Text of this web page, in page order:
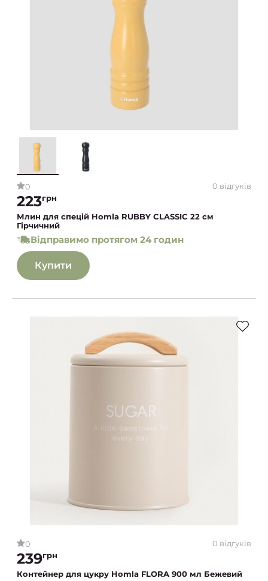
0 0 відгуків
223грн
Млин для спецій Homla RUBBY CLASSIC 22 см
Гірчичний
Відправимо протягом 24 годин
Купити
0 0 відгуків
239грн
Контейнер для цукру Homla FLORA 900 мл Бежевий